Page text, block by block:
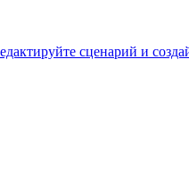
сценарий и